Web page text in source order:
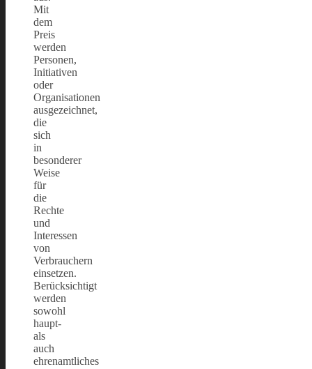
Mit
dem
Preis
werden
Personen,
Initiativen
oder
Organisationen
ausgezeichnet,
die
sich
in
besonderer
Weise
für
die
Rechte
und
Interessen
von
Verbrauchern
einsetzen.
Berücksichtigt
werden
sowohl
haupt-
als
auch
ehrenamtliches